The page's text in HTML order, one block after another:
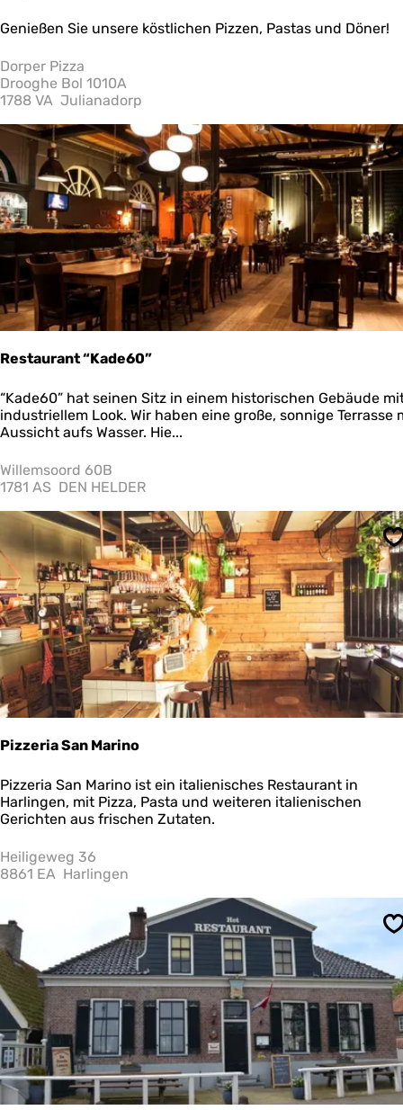
D
r
p
e
P
i
z
z
a
Genießen Sie unsere köstlichen Pizzen, Pastas und Döner!
Dorper Pizza
Drooghe Bol 1010A
1788 VA Julianadorp
Restaurant “Kade60”
R
e
s
a
u
a
t
K
a
d
e
6
0
”
“Kade60” hat seinen Sitz in einem historischen Gebäude
industriellem Look. Wir haben eine große, sonnige Terrasse
Aussicht aufs Wasser. Hie...
Willemsoord 60B
1781 AS DEN HELDER
Pizzeria San Marino
P
i
z
e
r
S
a
n
M
a
r
n
o
Pizzeria San Marino ist ein italienisches Restaurant in
Harlingen, mit Pizza, Pasta und weiteren italienischen
Gerichten aus frischen Zutaten.
Heiligeweg 36
8861 EA Harlingen